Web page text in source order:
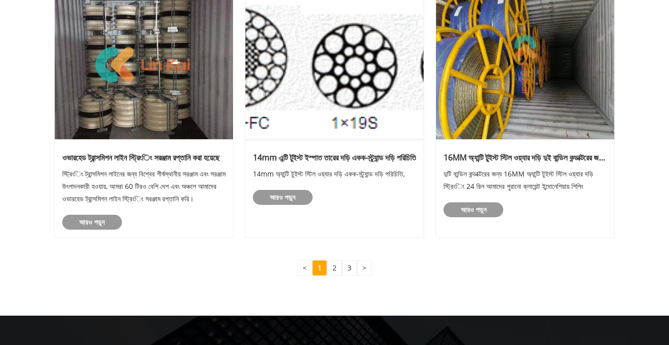
ওভারহেড ট্রান্সমিশন লাইন স্ট্রিংিং সরঞ্জাম রপ্তানি করা হয়েছে
স্ট্রিংিং ট্রান্সমিশন লাইনের জন্য বিশ্বের শীর্ষস্থানীয় সরঞ্জাম এবং সরঞ্জাম
উৎপাদনকারী হওয়ায়, আমরা 60 টিরও বেশি দেশ এবং অঞ্চলে আমাদের
ওভারহেড ট্রান্সমিশন লাইন স্ট্রিংিং সরঞ্জাম রপ্তানি করি।
আরও পড়ুন
14mm এন্টি টুইস্ট ইস্পাত তারের দড়ি একক-স্ট্র্যান্ড দড়ি পরিচিতি
14mm অ্যান্টি টুইস্ট স্টিল ওয়্যার দড়ি একক-স্ট্র্যান্ড দড়ি পরিচিতি,
আরও পড়ুন
16MM অ্যান্টি টুইস্ট স্টিল ওয়্যার দড়ি দুই বান্ডিল কন্ডাক্টরের জন্য
দুটি বান্ডিল কন্ডাক্টরের জন্য 16MM অ্যান্টি টুইস্ট স্টিল ওয়্যার দড়ি
স্ট্রিংিং 24 রিল আমাদের পুরানো ক্লায়েন্ট ইন্দোনেশিয়ায় শিপিং
আরও পড়ুন
< 1 2 3 >